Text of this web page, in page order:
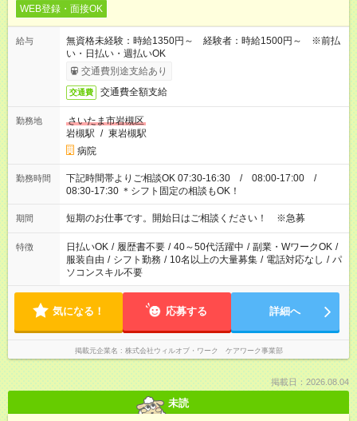
WEB登録・面接OK
給与
無資格未経験：時給1350円～ 経験者：時給1500円～ ※前払
い・日払い・週払いOK
交通費別途支給あり
交通費 交通費全額支給
勤務地
さいたま市岩槻区
岩槻駅 / 東岩槻駅
病院
勤務時間
下記時間帯よりご相談OK 07:30-16:30 / 08:00-17:00 /
08:30-17:30 ＊シフト固定の相談もOK！
期間 短期のお仕事です。開始日はご相談ください！ ※急募
特徴 日払いOK / 履歴書不要 / 40～50代活躍中 / 副業・WワークOK /
服装自由 / シフト勤務 / 10名以上の大量募集 / 電話対応なし / パ
ソコンスキル不要
気になる！ 応募する 詳細へ
掲載元企業名 株式会社ウィルオブ・ワーク ケアワーク事業部
掲載日：2026.08.04
未読